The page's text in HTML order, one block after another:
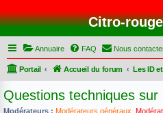
Citro-
Annuaire FAQ Nous
Portail Accueil du forum Les ID
Questions techniques sur
Modérateurs : Modérateurs généraux